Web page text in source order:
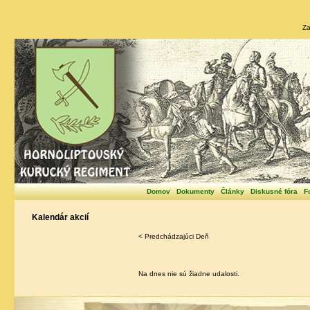
Domov Dokumenty Články Diskusné fóra
Kalendár akcií
< Predchádzajúci Deň
Na dnes nie sú žiadne udalosti.